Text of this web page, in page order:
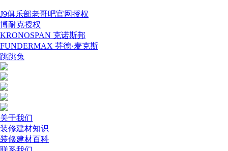
J9俱乐部老哥吧官网授权
博耐克授权
KRONOSPAN 克诺斯邦
FUNDERMAX 芬德·麦克斯
跳跳兔
关于我们
装修建材知识
装修建材百科